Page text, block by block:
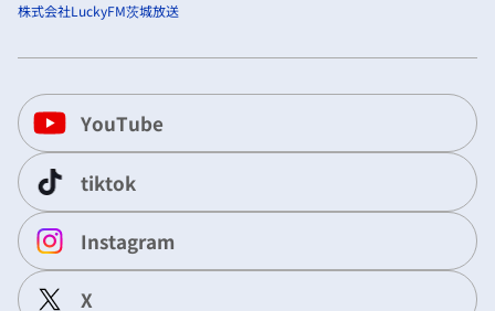
株式会社LuckyFM茨城放送
YouTube
tiktok
Instagram
X